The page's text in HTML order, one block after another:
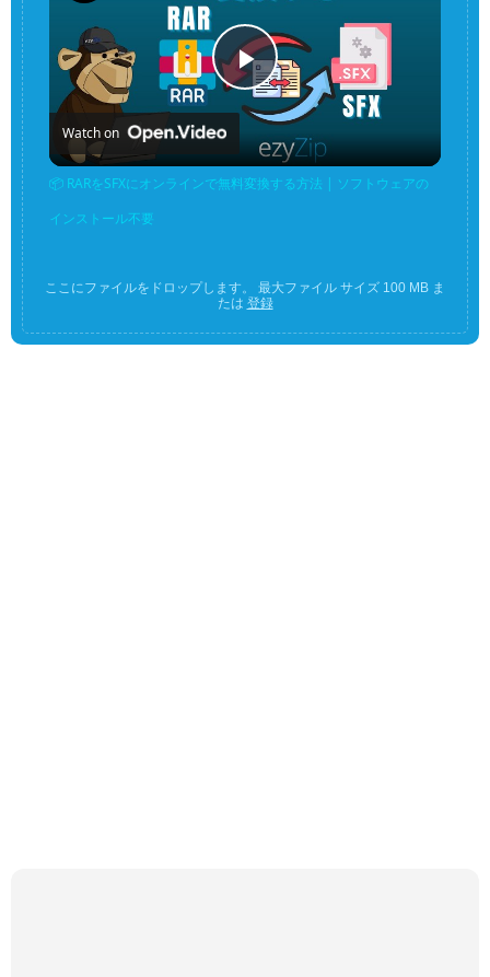
Play
Video
Watch on
📦 RARをSFXにオンラインで無料変換する方法 | ソフトウェアの
インストール不要
ここにファイルをドロップします。 最大ファイル サイズ 100 MB ま
たは 登録